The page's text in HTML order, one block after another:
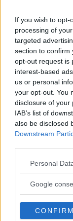
If you wish to
processing of
targeted
section to confirm
opt-out request is
interest-based
us or personal
your opt-out. You
disclosure of your
IAB’s list of
also be disclosed
Downstream
Please note that
not limited to
use your data for
consent section.
Personal
Google
CONFIRM
Föregående artikel
Crossfit Fails –
ett par riktiga